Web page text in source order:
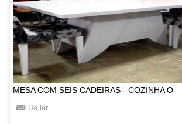
MESA COM SEIS CADEIRAS - COZINHA O
Do lar